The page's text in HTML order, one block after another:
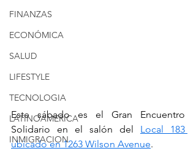
FINANZAS
ECONÓMICA
SALUD
LIFESTYLE
TECNOLOGIA
LATINOAMERICA
INMIGRACION
Este sábado es el Gran Encuentro
Solidario en el salón del Local 183
ubicado en 1263 Wilson Avenue.